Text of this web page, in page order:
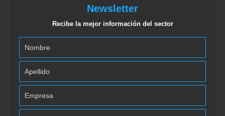
Newsletter
Recibe la mejor información del sector